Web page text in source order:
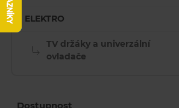
ELEKTRO
TV držáky a univerzální
ovladače
Dostupnost